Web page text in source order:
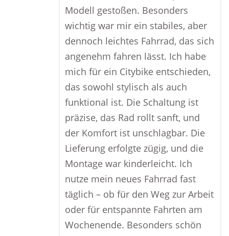
Modell gestoßen. Besonders
wichtig war mir ein stabiles, aber
dennoch leichtes Fahrrad, das sich
angenehm fahren lässt. Ich habe
mich für ein Citybike entschieden,
das sowohl stylisch als auch
funktional ist. Die Schaltung ist
präzise, das Rad rollt sanft, und
der Komfort ist unschlagbar. Die
Lieferung erfolgte zügig, und die
Montage war kinderleicht. Ich
nutze mein neues Fahrrad fast
täglich – ob für den Weg zur Arbeit
oder für entspannte Fahrten am
Wochenende. Besonders schön